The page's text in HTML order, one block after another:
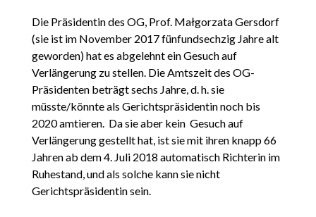
Die Präsidentin des OG, Prof. Małgorzata Gersdorf
(sie ist im November 2017 fünfundsechzig Jahre alt
geworden) hat es abgelehnt ein Gesuch auf
Verlängerung zu stellen. Die Amtszeit des OG-
Präsidenten beträgt sechs Jahre, d. h. sie
müsste/könnte als Gerichtspräsidentin noch bis
2020 amtieren. Da sie aber kein Gesuch auf
Verlängerung gestellt hat, ist sie mit ihren knapp 66
Jahren ab dem 4. Juli 2018 automatisch Richterin im
Ruhestand, und als solche kann sie nicht
Gerichtspräsidentin sein.